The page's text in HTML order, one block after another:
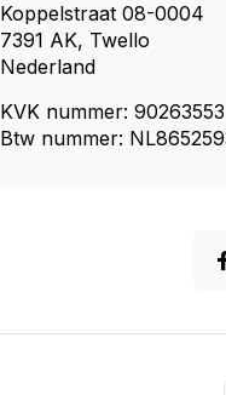
Koppelstraat 08-0004
7391 AK, Twello
Nederland
KVK nummer: 90263553
Btw nummer: